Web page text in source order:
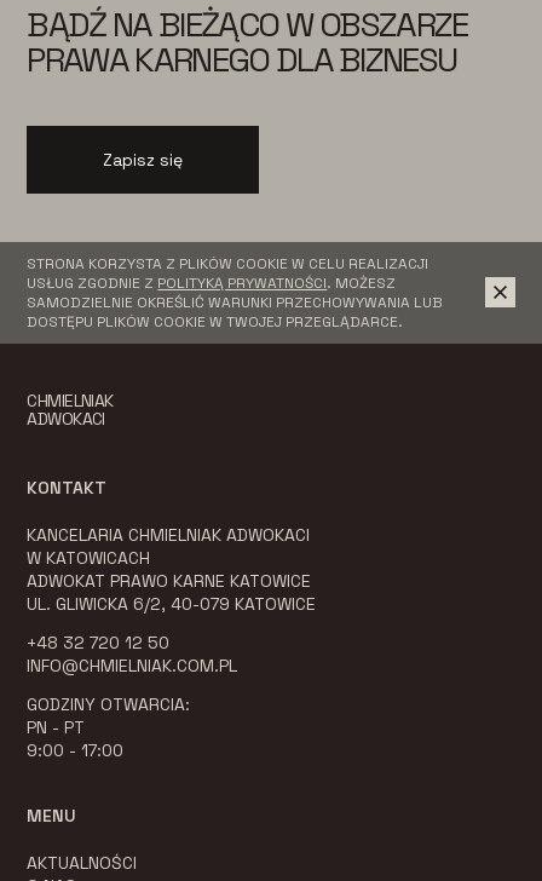
BĄDŹ NA BIEŻĄCO W OBSZARZE
PRAWA KARNEGO DLA BIZNESU
Zapisz się
STRONA KORZYSTA Z PLIKÓW COOKIE W CELU REALIZACJI
USŁUG ZGODNIE Z POLITYKĄ PRYWATNOŚCI. MOŻESZ
SAMODZIELNIE OKREŚLIĆ WARUNKI PRZECHOWYWANIA LUB
DOSTĘPU PLIKÓW COOKIE W TWOJEJ PRZEGLĄDARCE.
CHMIELNIAK
ADWOKACI
KONTAKT
KANCELARIA CHMIELNIAK ADWOKACI
W KATOWICACH
ADWOKAT PRAWO KARNE KATOWICE
UL. GLIWICKA 6/2, 40-079 KATOWICE
+48 32 720 12 50
INFO@CHMIELNIAK.COM.PL
GODZINY OTWARCIA:
PN - PT
9:00 - 17:00
MENU
AKTUALNOŚCI